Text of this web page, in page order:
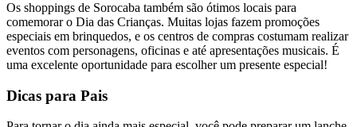
Os shoppings de Sorocaba também são ótimos locais para
comemorar o Dia das Crianças. Muitas lojas fazem promoções
especiais em brinquedos, e os centros de compras costumam realizar
eventos com personagens, oficinas e até apresentações musicais. É
uma excelente oportunidade para escolher um presente especial!
Dicas para Pais